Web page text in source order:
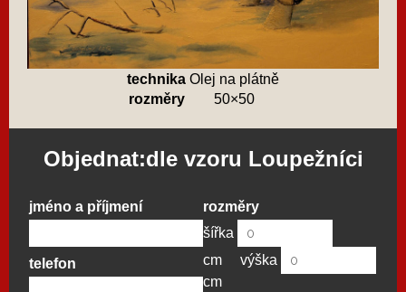
technika Olej na plátně
rozměry
50×50
Objednat:dle vzoru Loupežníci
jméno a příjmení
telefon
rozměry
šířka
cm
výška
cm